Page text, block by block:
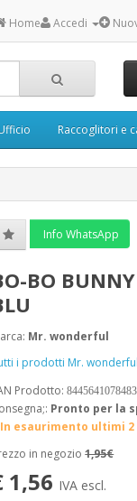
Home Accedi
Raccoglitori e
Info WhatsApp
BO
Mr. wonderful
i prodotti Mr.
Prodotto:8445641078483
Pronto per la
In esaurimento ultimi 2
in negozio1,95€
1,56 IVA escl.